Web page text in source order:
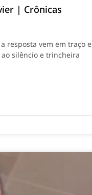
| Crônicas
resposta vem em traço e
ao silêncio e trincheira